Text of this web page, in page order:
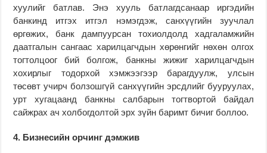
хуулийг батлав. Энэ хууль батлагдсанаар иргэдийн
банкинд итгэх итгэл нэмэгдэж, санхүүгийн зуучлал
өргөжих, банк дампуурсан тохиолдолд хадгаламжийн
даатгалын сангаас харилцагчдын хөрөнгийг нөхөн олгох
тогтолцоог бий болгож, банкны жижиг харилцагчдын
хохирлыг тодорхой хэмжээгээр барагдуулж, улсын
төсөвт учирч болзошгүй санхүүгийн эрсдлийг бууруулах,
урт хугацаанд банкны салбарын тогтвортой байдал
сайжрах ач холбогдолтой эрх зүйн баримт бичиг боллоо.
4. Бизнесийн орчинг дэмжив